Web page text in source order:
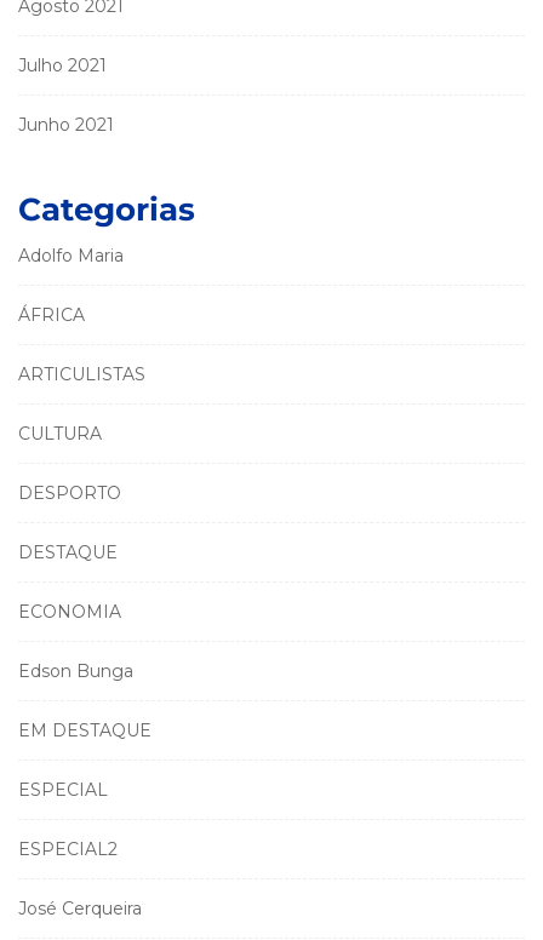
Agosto 2021
Julho 2021
Junho 2021
Categorias
Adolfo Maria
ÁFRICA
ARTICULISTAS
CULTURA
DESPORTO
DESTAQUE
ECONOMIA
Edson Bunga
EM DESTAQUE
ESPECIAL
ESPECIAL2
José Cerqueira